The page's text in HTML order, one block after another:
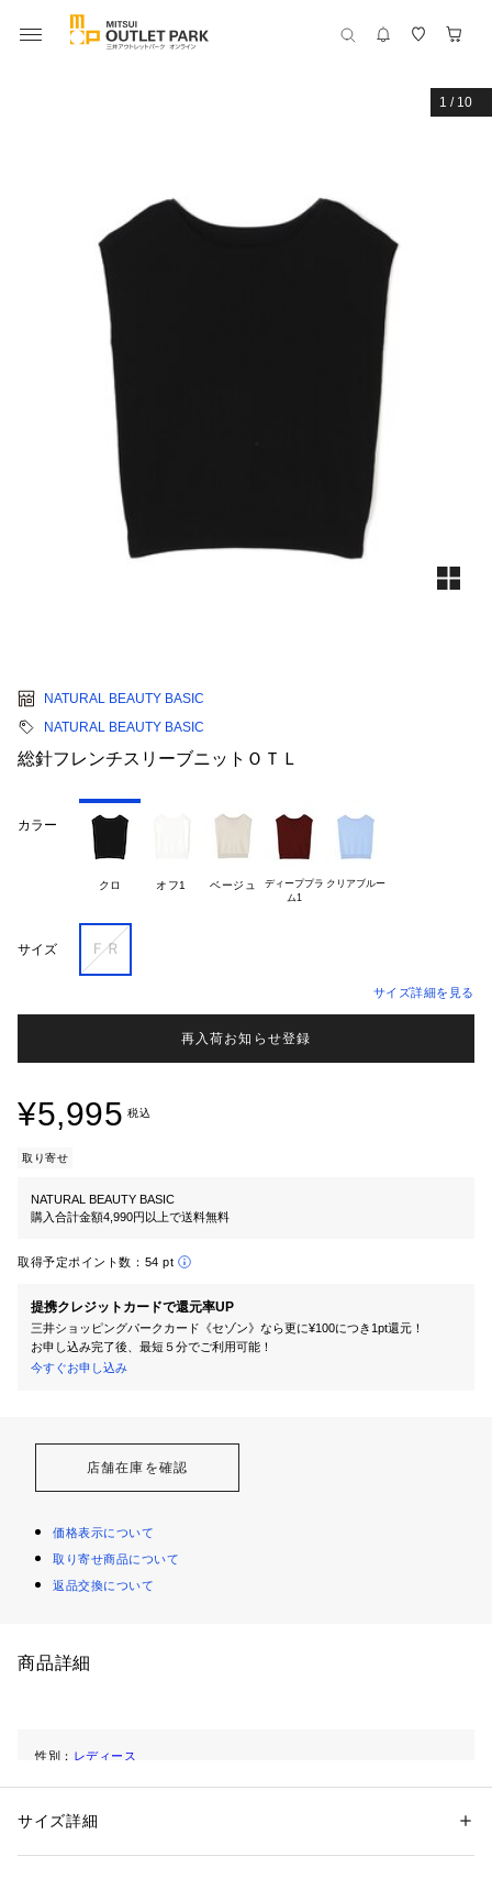
1 / 10
NATURAL BEAUTY BASIC
NATURAL BEAUTY BASIC
総針フレンチスリーブニットＯＴＬ
カラー
クロ オフ1 ベージュ
ディーププラ クリアブルー
サイズ ＦＲ
サイズ詳細を見る
再入荷お知らせ登録
¥5,995 税込
取り寄せ
NATURAL BEAUTY BASIC
購入合計金額4,990円以上で送料無料
取得予定ポイント数： 54 pt
提携クレジットカードで還元率UP
三井ショッピングパークカード《セゾン》なら更に¥100につき1pt還元！
お申し込み完了後、最短５分でご利用可能！
今すぐお申し込み
店舗在庫を確認
価格表示について
取り寄せ商品について
返品交換について
商品詳細
性別： レディース
素材：レーヨン 65% ナイロン 35%
洗濯：40℃非常に弱い 漂白× アイロン150℃ ドライ弱い タンブル乾燥×
サイズ詳細